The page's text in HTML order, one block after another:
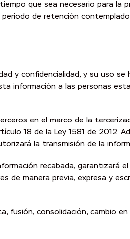
que sea necesario para la
de retención contemplado
y confidencialidad, y su uso se
información a las personas
en el marco de la
18 de la Ley 1581 de 2012.
la transmisión de la
recabada, garantizará
de manera previa, expresa y
fusión, consolidación, cambio